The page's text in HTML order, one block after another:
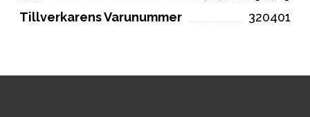
Tillverkarens Varunummer
320401